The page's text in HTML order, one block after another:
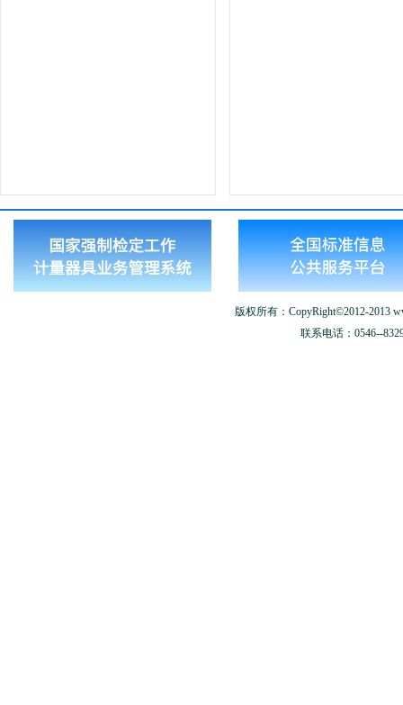
版权所有：CopyRight©2012-2013
联系电话：0546--